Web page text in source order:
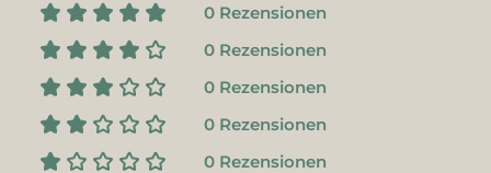
0 Rezensionen
0 Rezensionen
0 Rezensionen
0 Rezensionen
0 Rezensionen